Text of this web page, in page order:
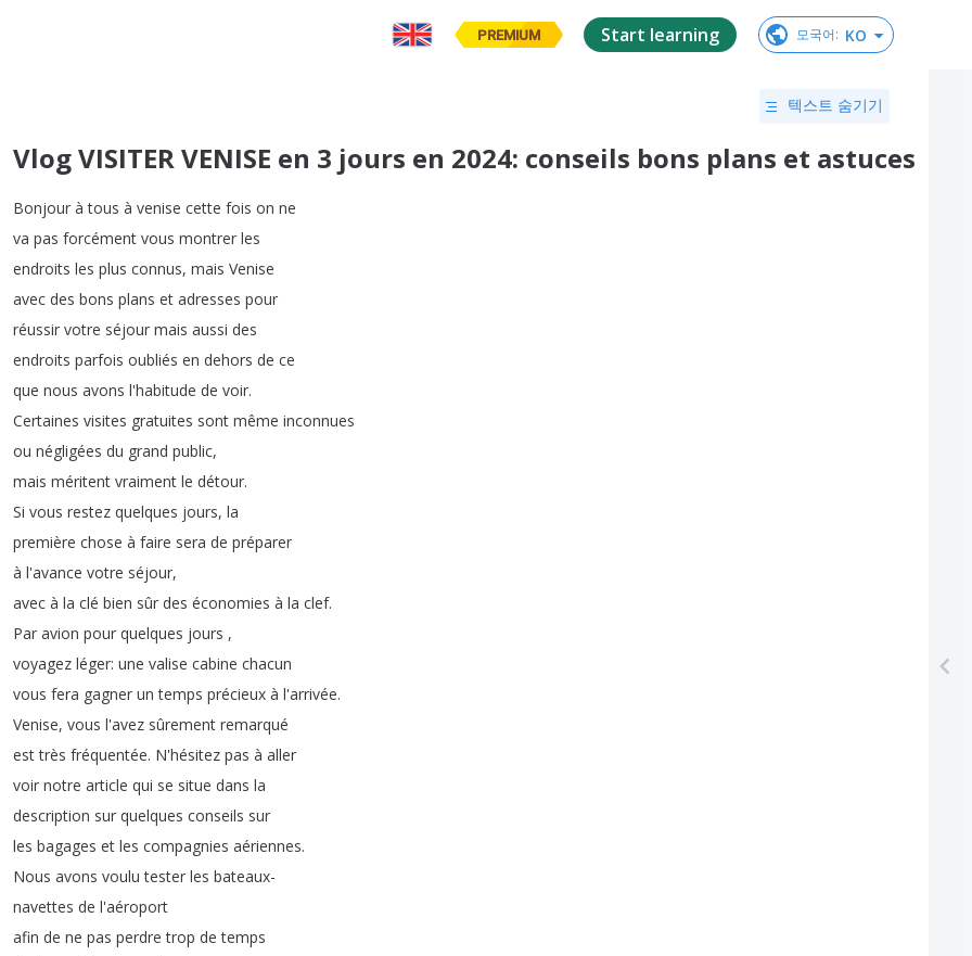
PREMIUM Start learning 모국어: KO
텍스트 숨기기
Vlog VISITER VENISE en 3 jours en 2024: conseils bons plans et astuces
Bonjour à tous à venise cette fois on ne
va pas forcément vous montrer les
endroits les plus connus, mais Venise
avec des bons plans et adresses pour
réussir votre séjour mais aussi des
endroits parfois oubliés en dehors de ce
que nous avons l'habitude de voir.
Certaines visites gratuites sont même inconnues
ou négligées du grand public,
mais méritent vraiment le détour.
Si vous restez quelques jours, la
première chose à faire sera de préparer
à l'avance votre séjour,
avec à la clé bien sûr des économies à la clef.
Par avion pour quelques jours ,
voyagez léger: une valise cabine chacun
vous fera gagner un temps précieux à l'arrivée.
Venise, vous l'avez sûrement remarqué
est très fréquentée. N'hésitez pas à aller
voir notre article qui se situe dans la
description sur quelques conseils sur
les bagages et les compagnies aériennes.
Nous avons voulu tester les bateaux-
navettes de l'aéroport
afin de ne pas perdre trop de temps